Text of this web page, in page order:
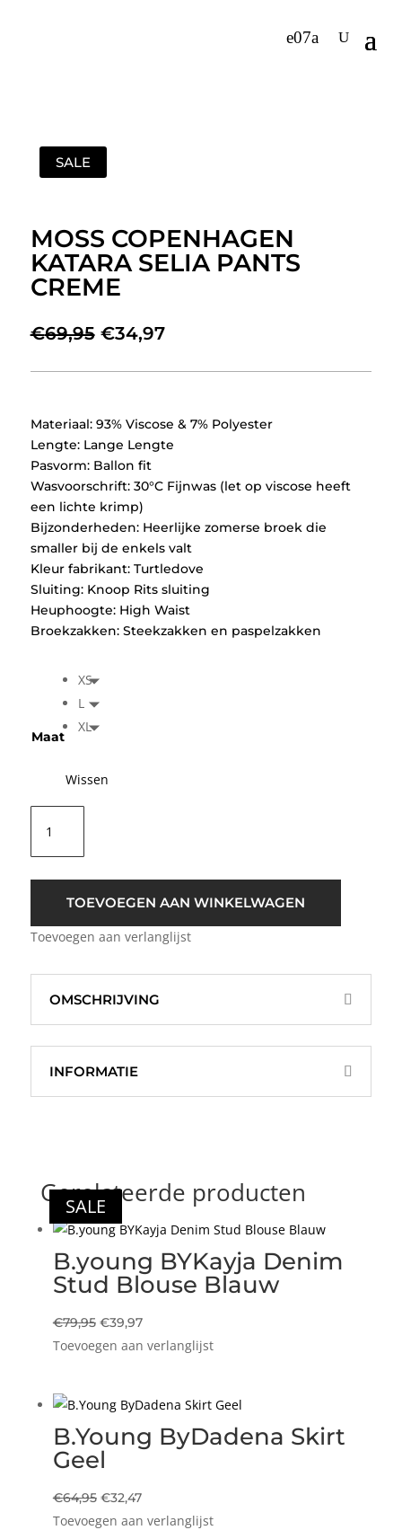
SALE
MOSS COPENHAGEN
KATARA SELIA PANTS
CREME
€69,95 Oorspronkelijke
was:
€34,97Huidige
is:
Materiaal: 93% Viscose & 7% Polyester
Lengte: Lange Lengte
Pasvorm: Ballon fit
Wasvoorschrift: 30°C Fijnwas (let op viscose heeft
een lichte krimp)
Bijzonderheden: Heerlijke zomerse broek die
smaller bij de enkels valt
Kleur fabrikant: Turtledove
Sluiting: Knoop Rits sluiting
Heuphoogte: High Waist
Broekzakken: Steekzakken en paspelzakken
Maat
XS
L
XL
Wissen
Copenhagen
Katara
Selia
aantal
TOEVOEGEN AAN WINKELWAGEN
Toevoegen aan verlanglijst
OMSCHRIJVING
INFORMATIE
Gerelateerde producten
SALE
B.young BYKayja Denim
Stud Blouse Blauw
€79,95 Oorspronkelijke
prijs
€39,97Huidige
prijs
Toevoegen aan verlanglijst
SALE
B.Young ByDadena Skirt
Geel
€64,95 Oorspronkelijke
prijs
€32,47Huidige
prijs
Toevoegen aan verlanglijst
SALE
SALE